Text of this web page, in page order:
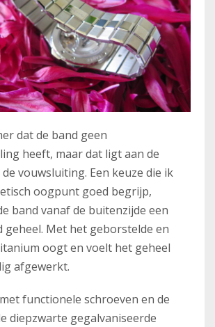
dat de band geen
heeft, maar dat ligt aan de
vouwsluiting. Een keuze die ik
oogpunt goed begrijp,
band vanaf de buitenzijde een
geheel. Met het geborstelde en
oogt en voelt het geheel
afgewerkt.
functionele schroeven en de
diepzwarte gegalvaniseerde